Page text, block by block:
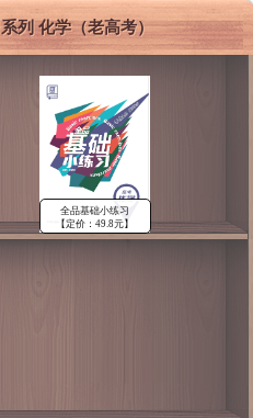
列 化学（老高考）
全品基础小练习
【定价：49.8元】